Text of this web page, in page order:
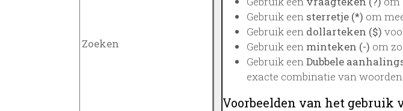
Gebruik een sterretje (*) om
Gebruik een dollarteken ($)
Gebruik een minteken (-) om
Gebruik eenDubbele
exacte combinatie van woorden
Voorbeelden van het gebruik